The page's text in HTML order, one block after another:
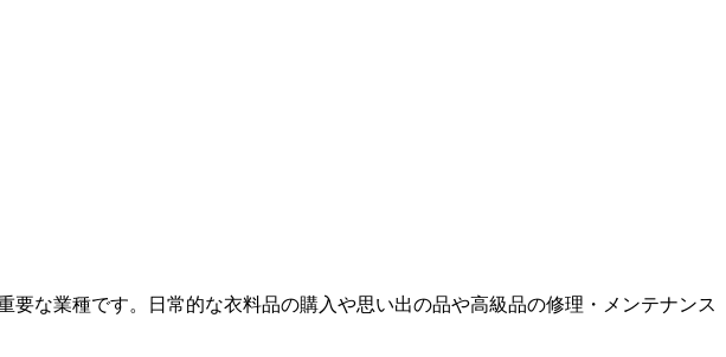
な業種です。日常的な衣料品の購入や思い出の品や高級品の修理・メンテナンス